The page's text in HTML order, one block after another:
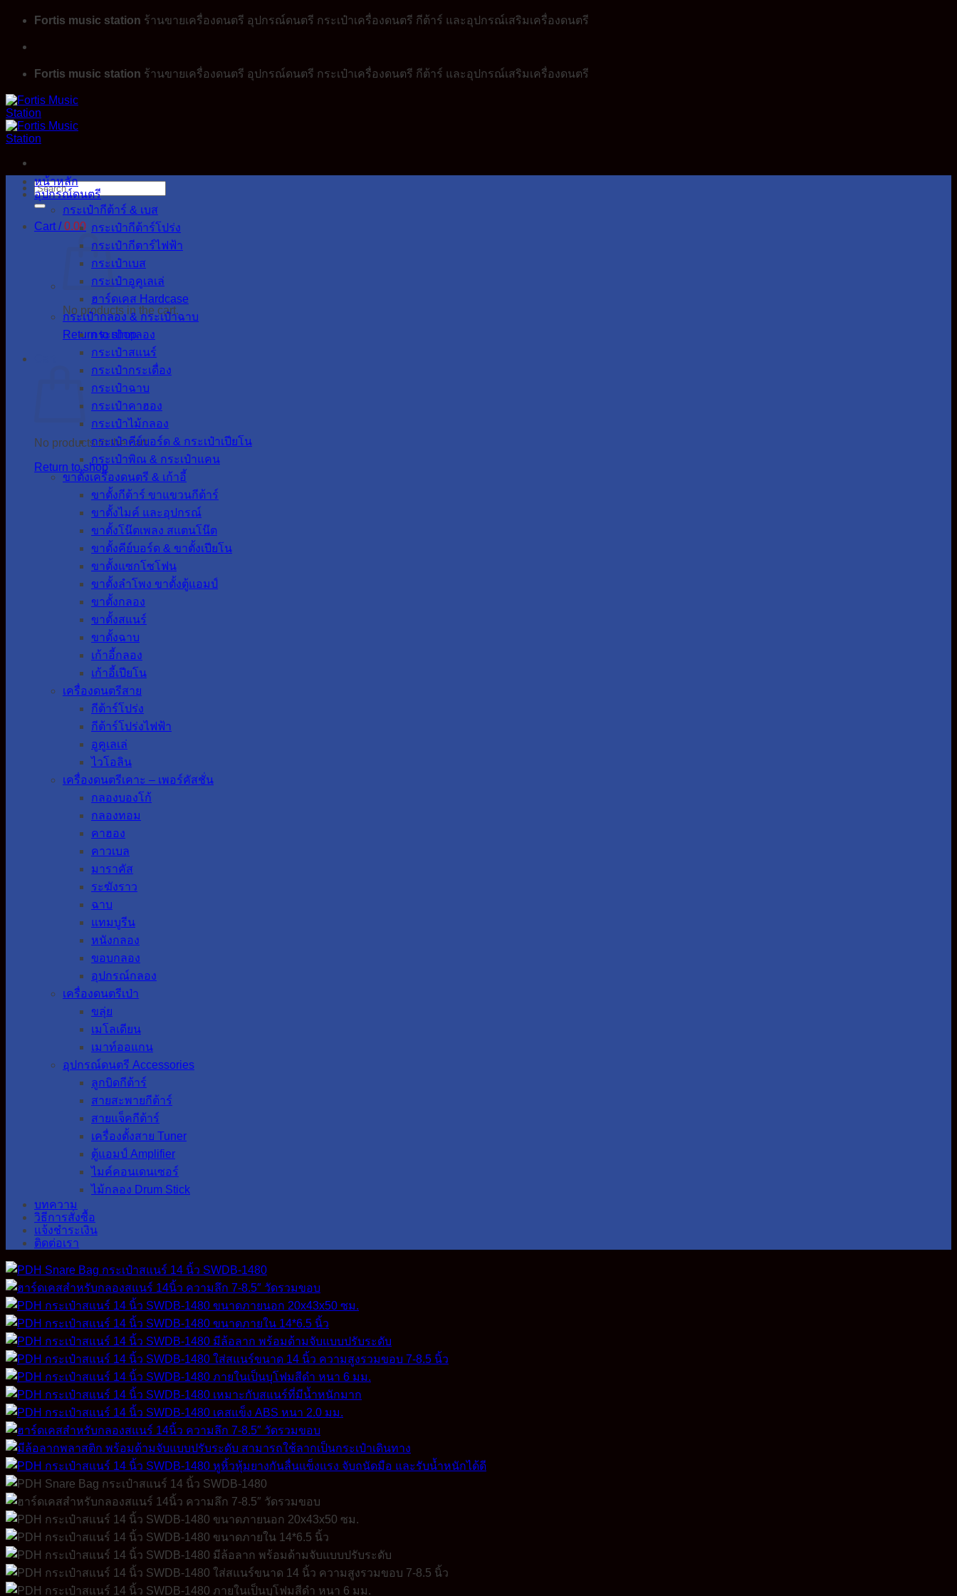
Skip
Fortis music station ร้านขายเครื่องดนตรี อุปกรณ์ดนตรี กระเป๋าเครื่องดนตรี กีต้าร์ และอุปกรณ์เสริมเครื่องดนตรี
Fortis music station ร้านขายเครื่องดนตรี อุปกรณ์ดนตรี กระเป๋าเครื่องดนตรี กีต้าร์ และอุปกรณ์เสริมเครื่องดนตรี
Search
for:
Cart /0.00
No products in the cart.
Return to shop
No products in the cart.
Return to shop
หน้าหลัก
อุปกรณ์ดนตรี
กระเป๋ากีต้าร์ & เบส
กระเป๋ากีต้าร์โปร่ง
กระเป๋ากีตาร์ไฟฟ้า
กระเป๋าเบส
กระเป๋าอูคูเลเล่
ฮาร์ดเคส Hardcase
กระเป๋ากลอง & กระเป๋าฉาบ
กระเป๋ากลอง
กระเป๋าสแนร์
กระเป๋ากระเดื่อง
กระเป๋าฉาบ
กระเป๋าคาฮอง
กระเป๋าไม้กลอง
กระเป๋าคีย์บอร์ด & กระเป๋าเปียโน
กระเป๋าพิณ & กระเป๋าแคน
ขาตั้งเครื่องดนตรี & เก้าอี้
ขาตั้งกีต้าร์ ขาแขวนกีต้าร์
ขาตั้งไมค์ และอุปกรณ์
ขาตั้งโน๊ตเพลง สแตนโน๊ต
ขาตั้งคีย์บอร์ด & ขาตั้งเปียโน
ขาตั้งแซกโซโฟน
ขาตั้งลำโพง ขาตั้งตู้แอมป์
ขาตั้งกลอง
ขาตั้งสแนร์
ขาตั้งฉาบ
เก้าอี้กลอง
เก้าอี้เปียโน
เครื่องดนตรีสาย
กีต้าร์โปร่ง
กีต้าร์โปร่งไฟฟ้า
อูคูเลเล่
ไวโอลิน
เครื่องดนตรีเคาะ – เพอร์คัสชั่น
กลองบองโก้
กลองทอม
คาฮอง
คาวเบล
มาราคัส
ระฆังราว
ฉาบ
แทมบูรีน
หนังกลอง
ขอบกลอง
อุปกรณ์กลอง
เครื่องดนตรีเป่า
ขลุ่ย
เมโลเดียน
เมาท์ออแกน
อุปกรณ์ดนตรี Accessories
ลูกบิดกีต้าร์
สายสะพายกีต้าร์
สายแจ็คกีต้าร์
เครื่องตั้งสาย Tuner
ตู้แอมป์ Amplifier
ไมค์คอนเดนเซอร์
ไม้กลอง Drum Stick
บทความ
วิธีการสั่งซื้อ
แจ้งชำระเงิน
ติดต่อเรา